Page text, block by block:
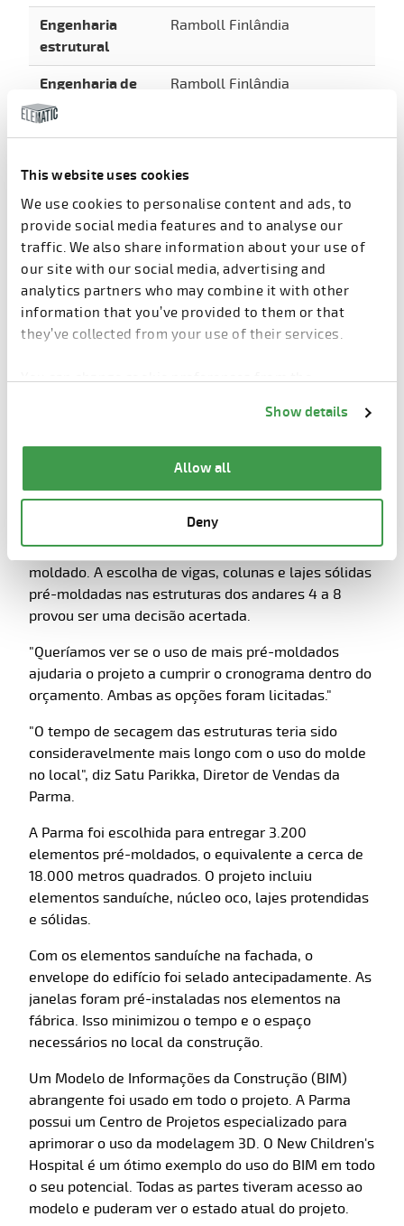
This website uses cookies
We use cookies to personalise content and ads, to
provide social media features and to analyse our
traffic. We also share information about your use of
our site with our social media, advertising and
analytics partners who may combine it with other
information that you’ve provided to them or that
they’ve collected from your use of their services.
You can change cookie preferences from the
Show details
Allow all
Deny
Engenharia
estrutural
Ramboll Finlândia
Engenharia de
HVAC&A
Ramboll Finlândia
Engenharia
Granlund Oy
Coordenador do
modelo de
informações
Economia de negócios
Equipamentos
médicos
Vigas e colunas
Peikko Finlândia
Originalmente, o núcleo do edifício foi projetado
para ser construído usando o método cast-in-situ e
isolamento de poliuretano. Ao longo do caminho, os
planos mudaram em favor do concreto pré-
moldado. A escolha de vigas, colunas e lajes sólidas
pré-moldadas nas estruturas dos andares 4 a 8
provou ser uma decisão acertada.
"Queríamos ver se o uso de mais pré-moldados
ajudaria o projeto a cumprir o cronograma dentro do
orçamento. Ambas as opções foram licitadas."
"O tempo de secagem das estruturas teria sido
consideravelmente mais longo com o uso do molde
no local", diz Satu Parikka, Diretor de Vendas da
Parma.
A Parma foi escolhida para entregar 3.200
elementos pré-moldados, o equivalente a cerca de
18.000 metros quadrados. O projeto incluiu
elementos sanduíche, núcleo oco, lajes protendidas
e sólidas.
Com os elementos sanduíche na fachada, o
envelope do edifício foi selado antecipadamente. As
janelas foram pré-instaladas nos elementos na
fábrica. Isso minimizou o tempo e o espaço
necessários no local da construção.
Um Modelo de Informações da Construção (BIM)
abrangente foi usado em todo o projeto. A Parma
possui um Centro de Projetos especializado para
aprimorar o uso da modelagem 3D. O New Children's
Hospital é um ótimo exemplo do uso do BIM em todo
o seu potencial. Todas as partes tiveram acesso ao
modelo e puderam ver o estado atual do projeto.